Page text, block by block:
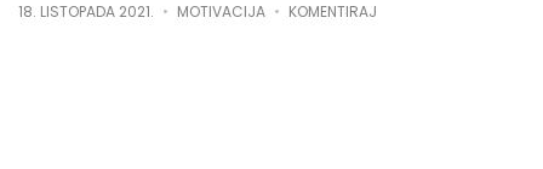
18. LISTOPADA 2021. MOTIVACIJA KOMENTIRAJ